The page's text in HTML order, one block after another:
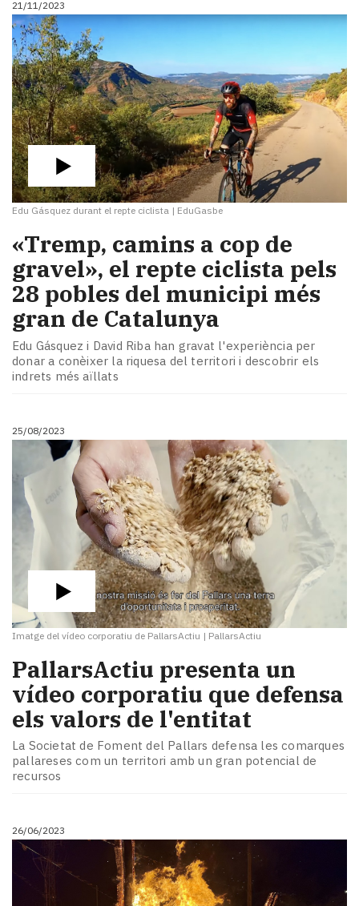
i
turisme
Cultura
Esports
Mai
tant!
TV
i
mitjans
El
temps
Reportatges
Entrevistes
Enquestes
A
escena!
Dis
la
teva!
Subscriptors
La
Pallars
Contingut
patrocinat
Lo
més
llegit...
Editorial
21/11/2023
Edu Gásquez durant el repte ciclista | EduGasbe
«Tremp, camins a cop de
gravel», el repte ciclista pels
28 pobles del municipi més
gran de Catalunya
Edu Gásquez i David Riba han gravat l'experiència per
donar a conèixer la riquesa del territori i descobrir els
indrets més aïllats
25/08/2023
Imatge del vídeo corporatiu de PallarsActiu | PallarsActiu
PallarsActiu presenta un
vídeo corporatiu que defensa
els valors de l'entitat
La Societat de Foment del Pallars defensa les comarques
pallareses com un territori amb un gran potencial de
recursos
26/06/2023